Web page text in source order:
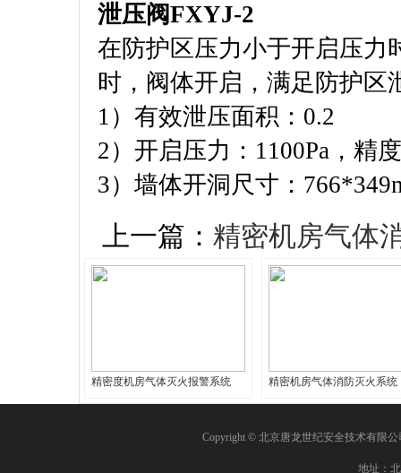
泄压阀FXYJ-2
在防护区压力小于开启压力
时，阀体开启，满足防护区
1）有效泄压面积：0.2
2）开启压力：1100Pa，精
3）墙体开洞尺寸：
上一篇： 精密机房气体
精密度机房气体灭火报警系统 精密机房气体消防灭火系统
Copyright © 北京唐龙世纪安全技术有限
地址：